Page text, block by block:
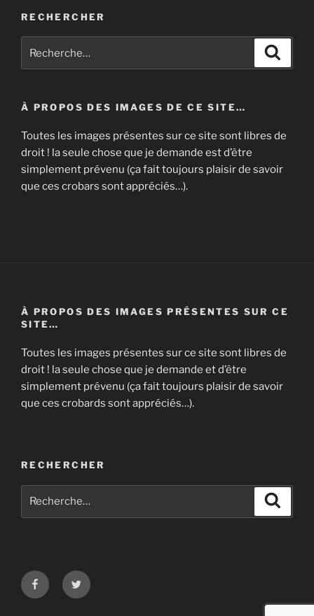
RECHERCHER
pour
À PROPOS DES IMAGES DE CE SITE…
Toutes les images présentes sur ce site sont libres de
droit ! la seule chose que je demande est d’être
simplement prévenu (ça fait toujours plaisir de savoir
que ces crobars sont appréciés…).
À PROPOS DES IMAGES PRÉSENTES SUR CE
SITE…
Toutes les images présentes sur ce site sont libres de
droit ! la seule chose que je demande et d’être
simplement prévenu (ça fait toujours plaisir de savoir
que ces crobards sont appréciés…).
RECHERCHER
FacebookTwitter